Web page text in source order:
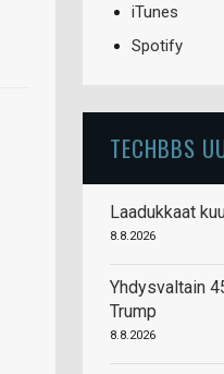
iTunes
Spotify
TECHBBS
Laadukkaat
8.8.2026
Yhdysvaltain
Trump
8.8.2026